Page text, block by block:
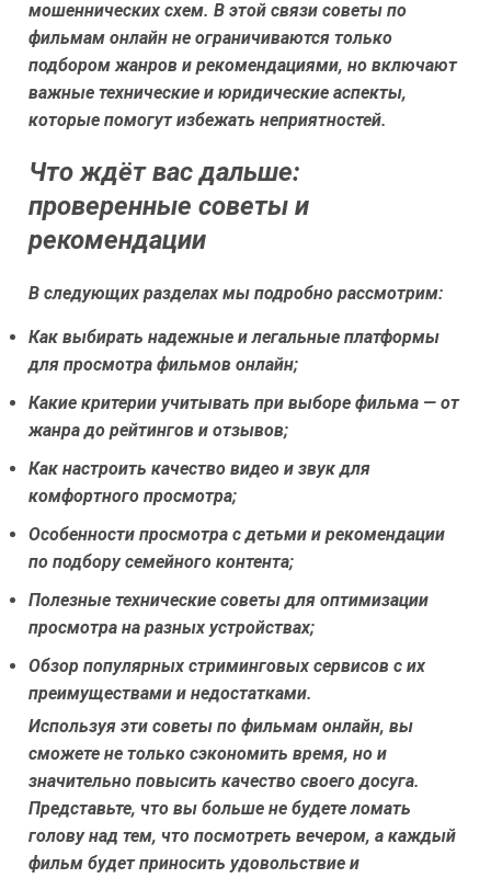
мошеннических схем. В этой связи советы по
фильмам онлайн не ограничиваются только
подбором жанров и рекомендациями, но включают
важные технические и юридические аспекты,
которые помогут избежать неприятностей.
Что ждёт вас дальше:
проверенные советы и
рекомендации
В следующих разделах мы подробно рассмотрим:
Как выбирать надежные и легальные платформы
для просмотра фильмов онлайн;
Какие критерии учитывать при выборе фильма — от
жанра до рейтингов и отзывов;
Как настроить качество видео и звук для
комфортного просмотра;
Особенности просмотра с детьми и рекомендации
по подбору семейного контента;
Полезные технические советы для оптимизации
просмотра на разных устройствах;
Обзор популярных стриминговых сервисов с их
преимуществами и недостатками.
Используя эти советы по фильмам онлайн, вы
сможете не только сэкономить время, но и
значительно повысить качество своего досуга.
Представьте, что вы больше не будете ломать
голову над тем, что посмотреть вечером, а каждый
фильм будет приносить удовольствие и